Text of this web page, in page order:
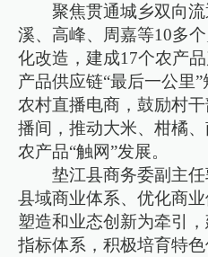
聚焦贯通城乡双向
溪、高峰、周嘉等10多
化改造，建成17个农产
产品供应链“最后一公里
农村直播电商，鼓励村
播间，推动大米、柑橘
农产品“触网”发展。
垫江县商务委副主
县域商业体系、优化商
塑造和业态创新为牵引
指标体系，积极培育特